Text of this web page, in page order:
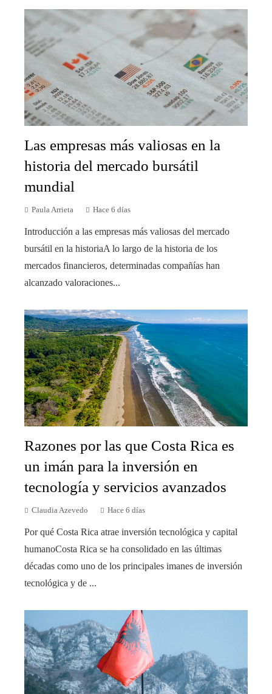
Las empresas más valiosas en la
historia del mercado bursátil
mundial
Paula Arrieta Hace 6 días
Introducción a las empresas más valiosas del mercado
bursátil en la historiaA lo largo de la historia de los
mercados financieros, determinadas compañías han
alcanzado valoraciones...
Razones por las que Costa Rica es
un imán para la inversión en
tecnología y servicios avanzados
Claudia Azevedo Hace 6 días
Por qué Costa Rica atrae inversión tecnológica y capital
humanoCosta Rica se ha consolidado en las últimas
décadas como uno de los principales imanes de inversión
tecnológica y de ...